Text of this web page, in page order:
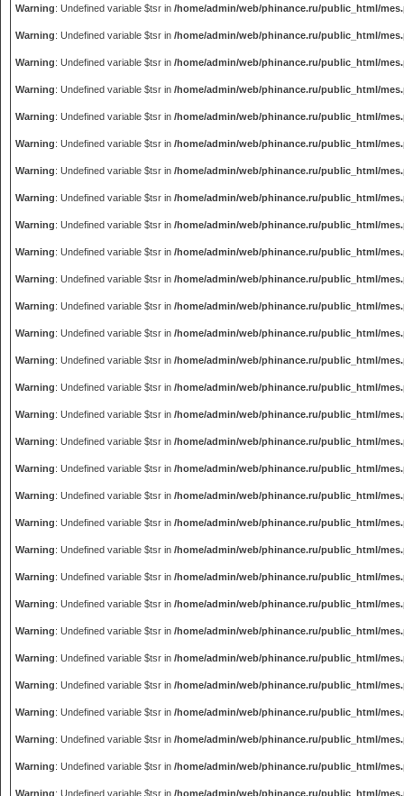
Warning: Undefined variable $tsr in /home/admin/web/phinance.ru/public_html/
Warning: Undefined variable $tsr in /home/admin/web/phinance.ru/public_html/
Warning: Undefined variable $tsr in /home/admin/web/phinance.ru/public_html/
Warning: Undefined variable $tsr in /home/admin/web/phinance.ru/public_html/
Warning: Undefined variable $tsr in /home/admin/web/phinance.ru/public_html/
Warning: Undefined variable $tsr in /home/admin/web/phinance.ru/public_html/
Warning: Undefined variable $tsr in /home/admin/web/phinance.ru/public_html/
Warning: Undefined variable $tsr in /home/admin/web/phinance.ru/public_html/
Warning: Undefined variable $tsr in /home/admin/web/phinance.ru/public_html/
Warning: Undefined variable $tsr in /home/admin/web/phinance.ru/public_html/
Warning: Undefined variable $tsr in /home/admin/web/phinance.ru/public_html/
Warning: Undefined variable $tsr in /home/admin/web/phinance.ru/public_html/
Warning: Undefined variable $tsr in /home/admin/web/phinance.ru/public_html/
Warning: Undefined variable $tsr in /home/admin/web/phinance.ru/public_html/
Warning: Undefined variable $tsr in /home/admin/web/phinance.ru/public_html/
Warning: Undefined variable $tsr in /home/admin/web/phinance.ru/public_html/
Warning: Undefined variable $tsr in /home/admin/web/phinance.ru/public_html/
Warning: Undefined variable $tsr in /home/admin/web/phinance.ru/public_html/
Warning: Undefined variable $tsr in /home/admin/web/phinance.ru/public_html/
Warning: Undefined variable $tsr in /home/admin/web/phinance.ru/public_html/
Warning: Undefined variable $tsr in /home/admin/web/phinance.ru/public_html/
Warning: Undefined variable $tsr in /home/admin/web/phinance.ru/public_html/
Warning: Undefined variable $tsr in /home/admin/web/phinance.ru/public_html/
Warning: Undefined variable $tsr in /home/admin/web/phinance.ru/public_html/
Warning: Undefined variable $tsr in /home/admin/web/phinance.ru/public_html/
Warning: Undefined variable $tsr in /home/admin/web/phinance.ru/public_html/
Warning: Undefined variable $tsr in /home/admin/web/phinance.ru/public_html/
Warning: Undefined variable $tsr in /home/admin/web/phinance.ru/public_html/
Warning: Undefined variable $tsr in /home/admin/web/phinance.ru/public_html/
Warning: Undefined variable $tsr in /home/admin/web/phinance.ru/public_html/